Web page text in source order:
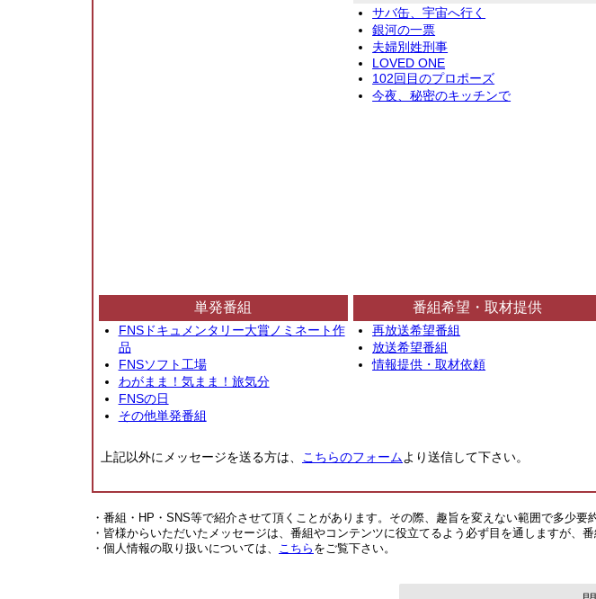
サバ缶、宇宙へ行く
銀河の一票
夫婦別姓刑事
LOVED ONE
102回目のプロポーズ
今夜、秘密のキッチンで
単発番組
FNSドキュメンタリー大賞ノミネート作
品
FNSソフト工場
わがまま！気まま！旅気分
FNSの日
その他単発番組
番組希望・取材提供
再放送希望番組
放送希望番組
情報提供・取材依頼
上記以外にメッセージを送る方は、 こちらのフォームより送信して下さい。
・番組・HP・SNS等で紹介させて頂くことがあります。その際、趣旨を変えない範囲で多少要
・皆様からいただいたメッセージは、番組やコンテンツに役立てるよう必ず目を通しますが、
・個人情報の取り扱いについては、
こちら をご覧下さい。